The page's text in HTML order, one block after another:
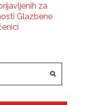
za
Glazbene